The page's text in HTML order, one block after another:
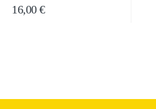
16,00 €